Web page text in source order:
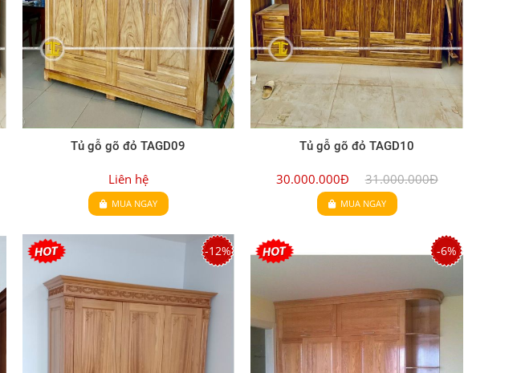
Tủ gỗ gõ đỏ TAGD09
Liên hệ
MUA NGAY
Tủ gỗ gõ đỏ TAGD10
30.000.000Đ 31.000.000Đ
MUA NGAY
-12% -6%